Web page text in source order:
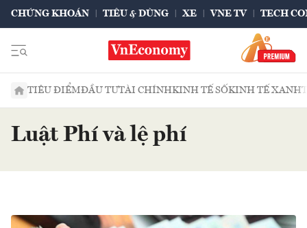
CHỨNG KHOÁN TIÊU & DÙNG XE VNE TV TECH
TIÊU ĐIỂMĐẦU TƯTÀI CHÍNHKINH TẾ SỐKINH TẾ XANH
Luật Phí và lệ phí